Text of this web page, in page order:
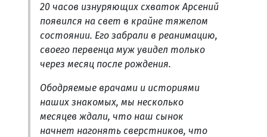
20 часов изнуряющих схваток Арсений
появился на свет в крайне тяжелом
состоянии. Его забрали в реанимацию,
своего первенца муж увидел только
через месяц после рождения.
Ободряемые врачами и историями
наших знакомых, мы несколько
месяцев ждали, что наш сынок
начнет нагонять сверстников, что